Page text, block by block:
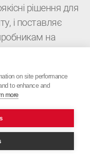
рішення для
і поставляє
на
Це поєднання
підходом.
on site performance
to enhance and
more